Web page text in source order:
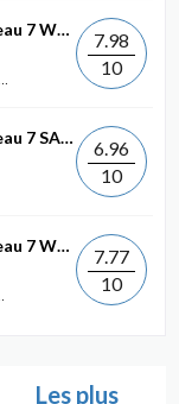
Éstiam Parcours Niveau 7 Web &...
7.98
10
Éstiam Parcours Niveau 7 SAP ERP...
6.96
10
Éstiam Parcours Niveau 7 Web &...
7.77
10
Les plus